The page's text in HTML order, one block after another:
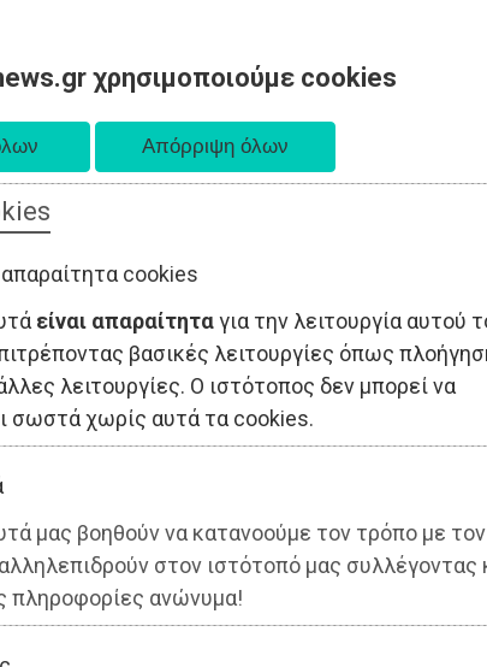
χρησιμοποιούμε cookies
cookies
είναι απαραίτηταγια την λειτουργία αυτού
βασικές λειτουργίες όπως
λειτουργίες. Ο ιστότοπος δεν μπορεί να
σωστά χωρίς αυτά τα cookies.
μας βοηθούν να κατανοούμε τον τρόπο με τον
στον ιστότοπό μας συλλέγοντας
πληροφορίες ανώνυμα!